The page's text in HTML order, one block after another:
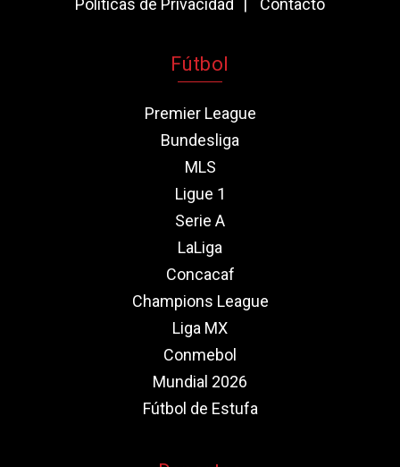
Fútbol
Premier League
Bundesliga
MLS
Ligue 1
Serie A
LaLiga
Concacaf
Champions League
Liga MX
Conmebol
Mundial 2026
Fútbol de Estufa